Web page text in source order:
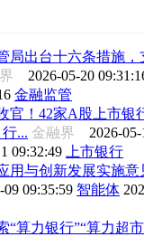
局出台十六条措施
界 2026-05-20
金融监管
官！42家A股上市银
... 金融界 2026-
09:32:49
上市银行
用与创新发展实施意
09 09:35:59 智能体
“算力银行”“算力超